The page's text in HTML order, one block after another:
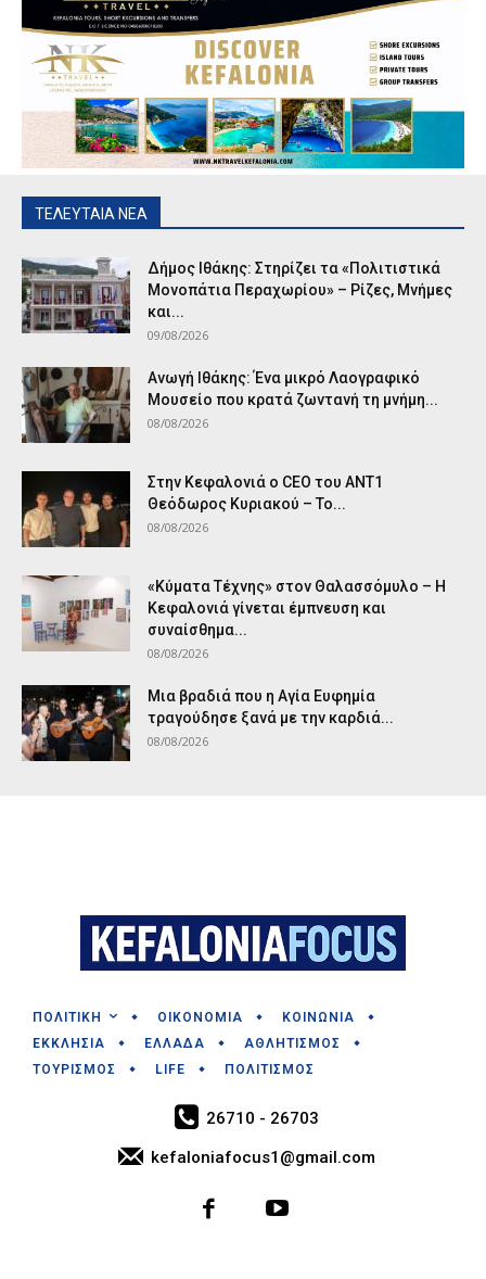
ΤΕΛΕΥΤΑΙΑ ΝΕΑ
Δήμος Ιθάκης: Στηρίζει τα «Πολιτιστικά
Μονοπάτια Περαχωρίου» – Ρίζες, Μνήμες
και...
09/08/2026
Ανωγή Ιθάκης: Ένα μικρό Λαογραφικό
Μουσείο που κρατά ζωντανή τη μνήμη...
08/08/2026
Στην Κεφαλονιά ο CEO του ANT1
Θεόδωρος Κυριακού – Το...
08/08/2026
«Κύματα Τέχνης» στον Θαλασσόμυλο – Η
Κεφαλονιά γίνεται έμπνευση και
συναίσθημα...
08/08/2026
Μια βραδιά που η Αγία Ευφημία
τραγούδησε ξανά με την καρδιά...
08/08/2026
ΠΟΛΙΤΙΚΗ ΟΙΚΟΝΟΜΙΑ
ΚΟΙΝΩΝΙΑ
ΕΚΚΛΗΣΙΑ
ΕΛΛΑΔΑ
ΑΘΛΗΤΙΣΜΟΣ
ΤΟΥΡΙΣΜΟΣ
LIFE ΠΟΛΙΤΙΣΜΟΣ
26710 - 26703
kefaloniafocus1@gmail.com